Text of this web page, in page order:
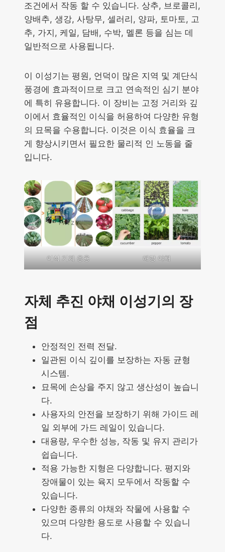
조건에서 작동 할 수 있습니다. 상추, 브로콜리,
양배추, 생강, 사탕무, 셀러리, 양파, 토마토, 고
추, 가지, 케일, 담배, 수박, 멜론 등을 심는 데
일반적으로 사용됩니다.
이 이성기는 평원, 언덕이 많은 지역 및 계단식
풍경에 효과적이므로 크고 연속적인 심기 분야
에 특히 유용합니다. 이 장비는 고정 거리와 깊
이에서 효율적인 이식을 허용하여 다양한 유형
의 묘목을 수용합니다. 이것은 이식 효율을 크
게 향상시키면서 필요한 물리적 인 노동을 줄
입니다.
이식 기계 응용 해당 야채
자체 추진 야채 이성기의 장
점
안정적인 전력 전달.
일관된 이식 깊이를 보장하는 자동 균형
시스템.
묘목에 손상을 주지 않고 생산성이 높습니
다.
사용자의 안전을 보장하기 위해 가이드 레
일 외부에 가드 레일이 있습니다.
대용량, 우수한 성능, 작동 및 유지 관리가
쉽습니다.
적용 가능한 지형은 다양합니다. 평지와
장애물이 있는 육지 모두에서 작동할 수
있습니다.
다양한 종류의 야채와 작물에 사용할 수
있으며 다양한 용도로 사용할 수 있습니
다.